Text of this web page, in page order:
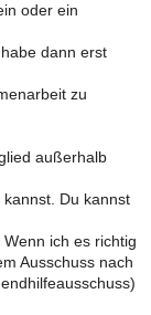
oder ein
dann erst
zu
außerhalb
Du kannst
ich es richtig
Ausschuss nach